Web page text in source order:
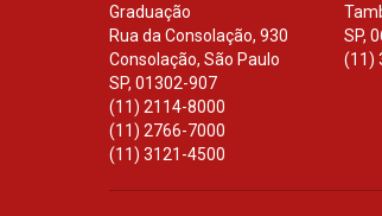
Graduação
Rua da Consolação, 930
Consolação, São Paulo
SP, 01302-907
(11) 2114-8000
(11) 2766-7000
(11) 3121-4500
SP,
(11)